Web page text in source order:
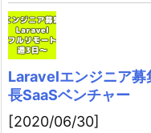
Laravelエンジニア
長SaaSベンチャー
[2020/06/30]